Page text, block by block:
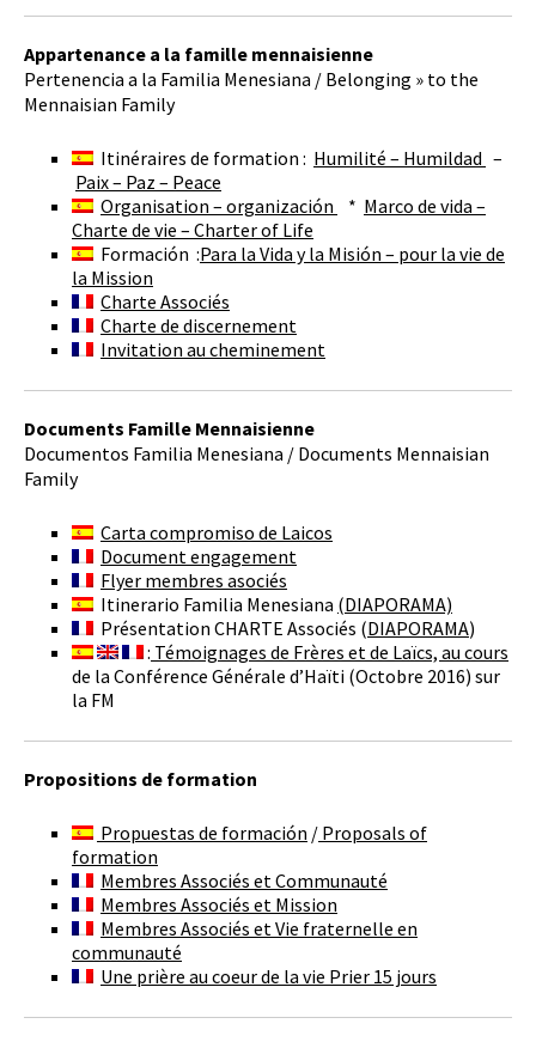
Appartenance a la famille mennaisienne
Pertenencia a la Familia Menesiana / Belonging » to the
Mennaisian Family
Itinéraires de formation : Humilité – Humildad –
Paix – Paz – Peace
Organisation – organización
* Marco de vida –
Charte de vie – Charter of Life
Formación :Para la Vida y la Misión – pour la vie de
la Mission
Charte Associés
Charte de discernement
Invitation au cheminement
Documents Famille Mennaisienne
Documentos Familia Menesiana / Documents Mennaisian
Family
Carta compromiso de Laicos
Document engagement
Flyer membres asociés
Itinerario Familia Menesiana (DIAPORAMA)
Présentation CHARTE Associés (DIAPORAMA)
: Témoignages de Frères et de Laïcs, au cours
de la Conférence Générale d’Haïti (Octobre 2016) sur
la FM
Propositions de formation
Propuestas de formación / Proposals of
formation
Membres Associés et Communauté
Membres Associés et Mission
Membres Associés et Vie fraternelle en
communauté
Une prière au coeur de la vie Prier 15 jours